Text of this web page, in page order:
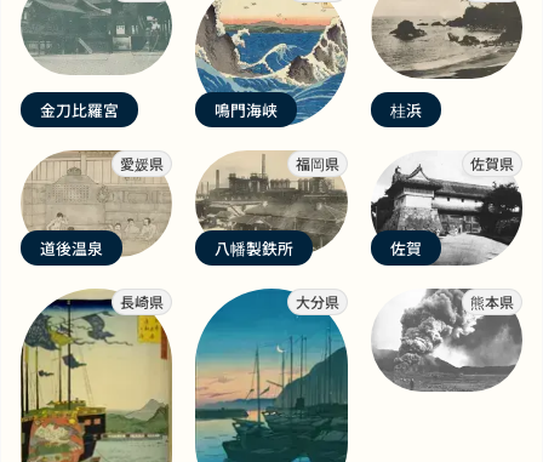
金刀比羅宮 鳴門海峡 桂浜
愛媛県
道後温泉
福岡県
八幡製鉄所
佐賀県
佐賀
長崎県 大分県 熊本県